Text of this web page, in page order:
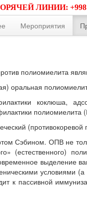
ЛИНИИ: +998 (71)
Мероприятия
полиомиелита
оральная
коклюша,
(противокоревой
Сэбином. ОПВ не
(естественного)
выделение
условиями
к пассивной